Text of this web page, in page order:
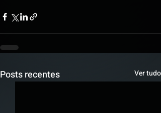
Posts recentes Ver tudo